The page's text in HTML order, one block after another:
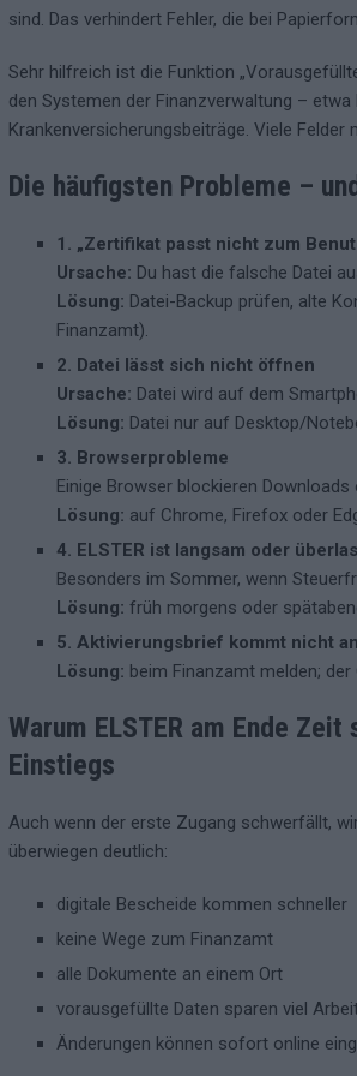
sind. Das verhindert Fehler, die bei
Sehr hilfreich ist die Funktion
den Systemen der Finanzverwaltung –
Krankenversicherungsbeiträge. Viele
Die häufigsten Probleme –
1. „Zertifikat passt nicht zum
Ursache: Du hast die falsche Datei
Lösung: Datei-Backup prüfen, alte
Finanzamt).
2. Datei lässt sich nicht öffnen
Ursache: Datei wird auf dem
Lösung: Datei nur auf Desktop/
3. Browserprobleme
Einige Browser blockieren
Lösung: auf Chrome, Firefox oder
4. ELSTER ist langsam oder
Besonders im Sommer, wenn
Lösung: früh morgens oder
5. Aktivierungsbrief kommt nicht an
Lösung: beim Finanzamt melden;
Warum ELSTER am Ende
Einstiegs
Auch wenn der erste Zugang schwerfällt,
überwiegen deutlich:
digitale Bescheide kommen schneller
keine Wege zum Finanzamt
alle Dokumente an einem Ort
vorausgefüllte Daten sparen viel
Änderungen können sofort online